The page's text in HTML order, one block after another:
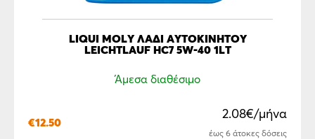
LIQUI MOLY ΛΑΔΙ ΑΥΤΟΚΙΝΗΤΟΥ
LEICHTLAUF HC7 5W-40 1LT
Άμεσα διαθέσιμο
€12.50
2.08€/μήνα
έως 6 άτοκες δόσεις